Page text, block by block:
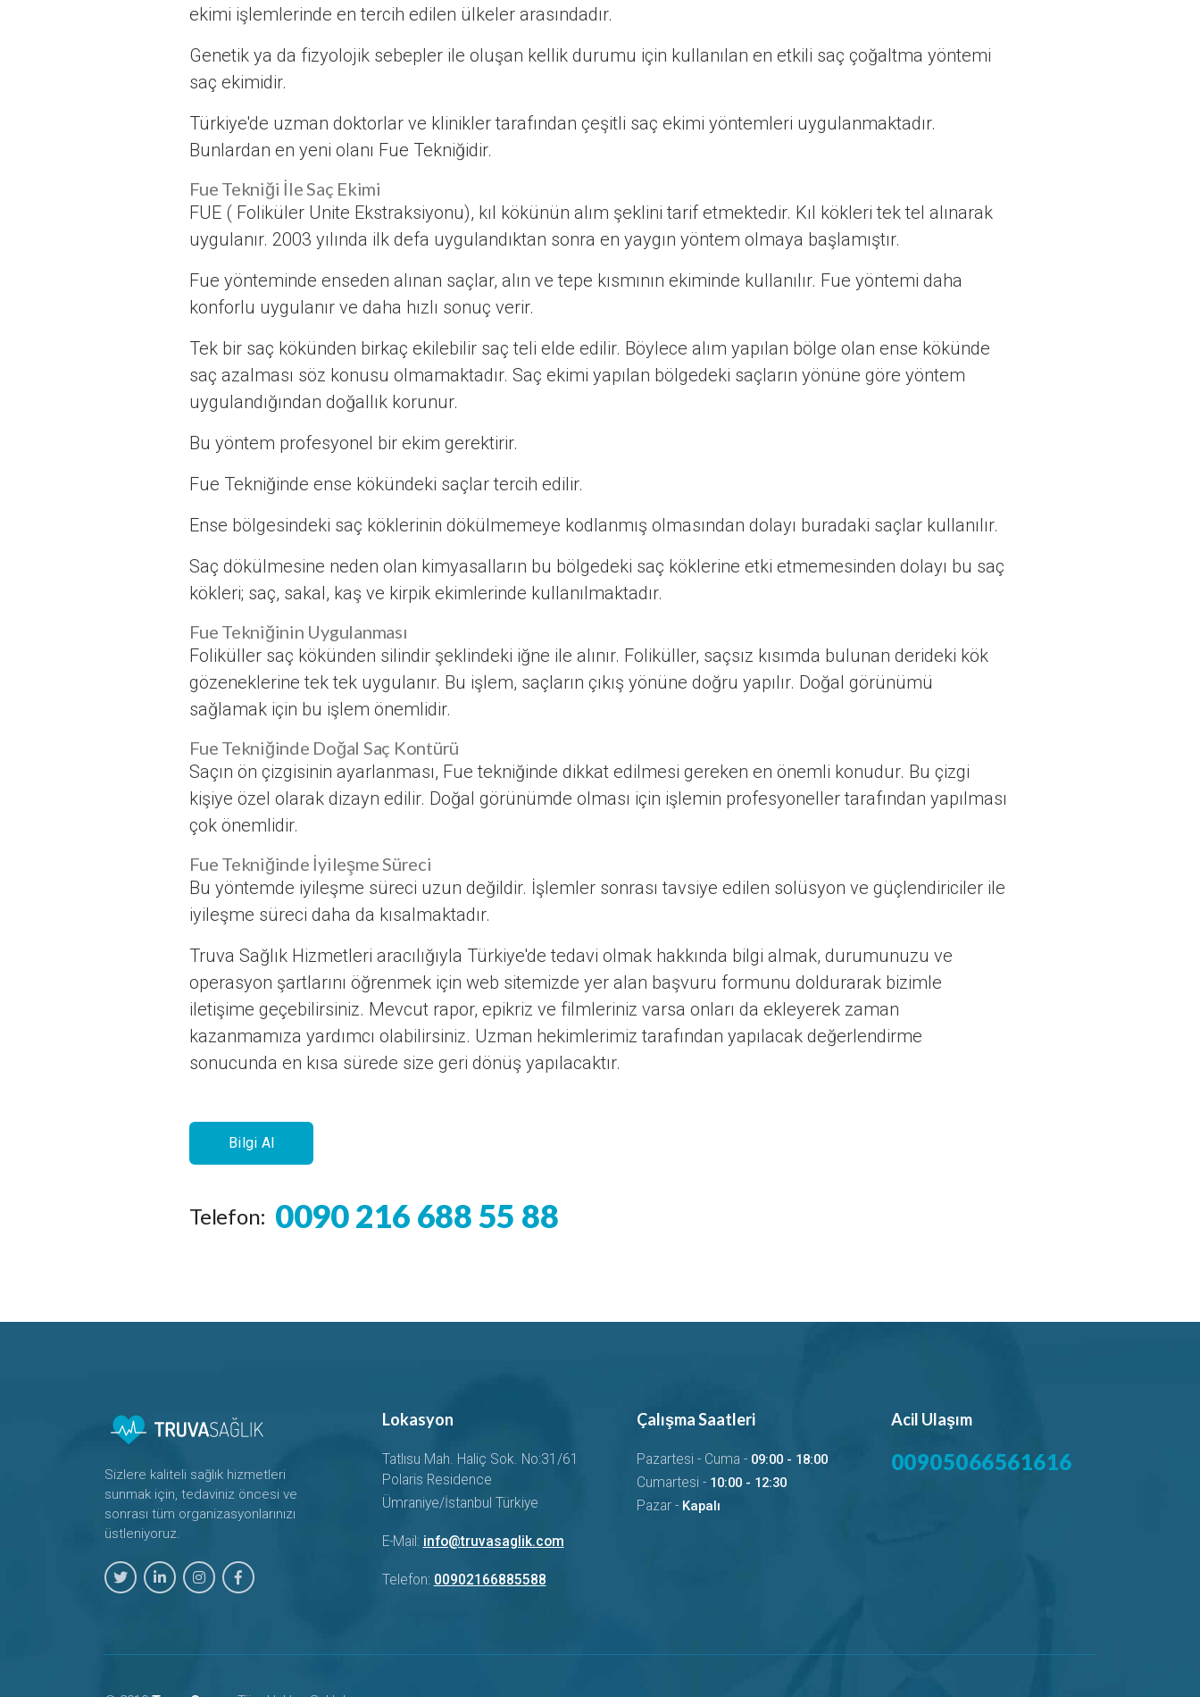
ekimi işlemlerinde en tercih edilen ülkeler arasındadır.
Genetik ya da fizyolojik sebepler ile oluşan kellik durumu için kullanılan en etkili saç çoğaltma yöntemi
saç ekimidir.
Türkiye'de uzman doktorlar ve klinikler tarafından çeşitli saç ekimi yöntemleri uygulanmaktadır.
Bunlardan en yeni olanı Fue Tekniğidir.
Fue Tekniği İle Saç Ekimi
FUE ( Foliküler Unite Ekstraksiyonu), kıl kökünün alım şeklini tarif etmektedir. Kıl kökleri tek tel alınarak
uygulanır. 2003 yılında ilk defa uygulandıktan sonra en yaygın yöntem olmaya başlamıştır.
Fue yönteminde enseden alınan saçlar, alın ve tepe kısmının ekiminde kullanılır. Fue yöntemi daha
konforlu uygulanır ve daha hızlı sonuç verir.
Tek bir saç kökünden birkaç ekilebilir saç teli elde edilir. Böylece alım yapılan bölge olan ense kökünde
saç azalması söz konusu olmamaktadır. Saç ekimi yapılan bölgedeki saçların yönüne göre yöntem
uygulandığından doğallık korunur.
Bu yöntem profesyonel bir ekim gerektirir.
Fue Tekniğinde ense kökündeki saçlar tercih edilir.
Ense bölgesindeki saç köklerinin dökülmemeye kodlanmış olmasından dolayı buradaki saçlar kullanılır.
Saç dökülmesine neden olan kimyasalların bu bölgedeki saç köklerine etki etmemesinden dolayı bu saç
kökleri; saç, sakal, kaş ve kirpik ekimlerinde kullanılmaktadır.
Fue Tekniğinin Uygulanması
Foliküller saç kökünden silindir şeklindeki iğne ile alınır. Foliküller, saçsız kısımda bulunan derideki kök
gözeneklerine tek tek uygulanır. Bu işlem, saçların çıkış yönüne doğru yapılır. Doğal görünümü
sağlamak için bu işlem önemlidir.
Fue Tekniğinde Doğal Saç Kontürü
Saçın ön çizgisinin ayarlanması, Fue tekniğinde dikkat edilmesi gereken en önemli konudur. Bu çizgi
kişiye özel olarak dizayn edilir. Doğal görünümde olması için işlemin profesyoneller tarafından yapılması
çok önemlidir.
Fue Tekniğinde İyileşme Süreci
Bu yöntemde iyileşme süreci uzun değildir. İşlemler sonrası tavsiye edilen solüsyon ve güçlendiriciler ile
iyileşme süreci daha da kısalmaktadır.
Truva Sağlık Hizmetleri aracılığıyla Türkiye'de tedavi olmak hakkında bilgi almak, durumunuzu ve
operasyon şartlarını öğrenmek için web sitemizde yer alan başvuru formunu doldurarak bizimle
iletişime geçebilirsiniz. Mevcut rapor, epikriz ve filmleriniz varsa onları da ekleyerek zaman
kazanmamıza yardımcı olabilirsiniz. Uzman hekimlerimiz tarafından yapılacak değerlendirme
sonucunda en kısa sürede size geri dönüş yapılacaktır.
Bilgi Al
Telefon: 0090 216 688 55 88
Sizlere kaliteli sağlık hizmetleri
sunmak için, tedaviniz öncesi ve
sonrası tüm organizasyonlarınızı
üstleniyoruz.
Lokasyon
Tatlısu Mah. Haliç Sok. No:31/61
Polaris Residence
Ümraniye/İstanbul Türkiye
E-Mail: info@truvasaglik.com
Telefon: 00902166885588
Çalışma Saatleri
Pazartesi - Cuma - 09:00 - 18:00
Cumartesi - 10:00 - 12:30
Pazar - Kapalı
Acil Ulaşım
00905066561616